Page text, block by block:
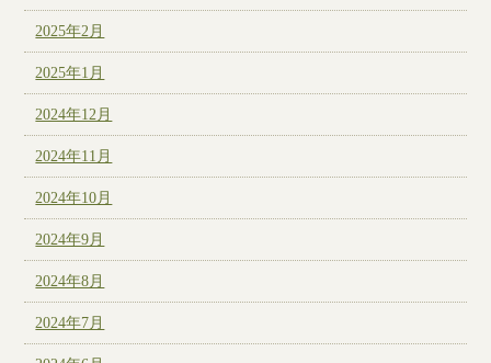
2025年2月
2025年1月
2024年12月
2024年11月
2024年10月
2024年9月
2024年8月
2024年7月